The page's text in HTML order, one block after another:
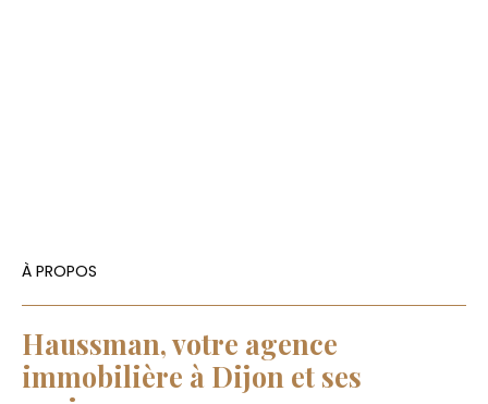
À PROPOS
Haussman,votre agence
immobilière à Dijon et ses